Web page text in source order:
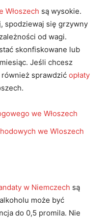
Włoszech są wysokie.
spodziewaj się grzywny
od wagi.
skonfiskowane lub
Jeśli chcesz
również sprawdzić opłaty
we Włoszech
we Wloszech
w Niemczech są
może być
do 0,5 promila. Nie